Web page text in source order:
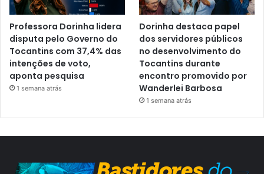
Professora Dorinha lidera
disputa pelo Governo do
Tocantins com 37,4% das
intenções de voto,
aponta pesquisa
1 semana atrás
Dorinha destaca papel
dos servidores públicos
no desenvolvimento do
Tocantins durante
encontro promovido por
Wanderlei Barbosa
1 semana atrás